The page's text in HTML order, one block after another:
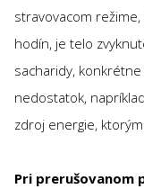
stravovacom
hodín, je telo
sacharidy,
nedostatok,
zdroj energie,
Pri prerušovanom